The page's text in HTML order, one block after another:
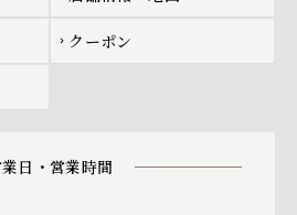
chevron_right クーポン
営業日・営業時間